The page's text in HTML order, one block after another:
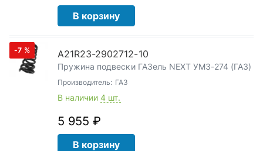
В корзину
-7 % А21R23-2902712-10
Пружина подвески ГАЗель NEXT УМЗ-274 (ГАЗ)
Производитель: ГАЗ
В наличии 4 шт.
5 955 ₽
В корзину